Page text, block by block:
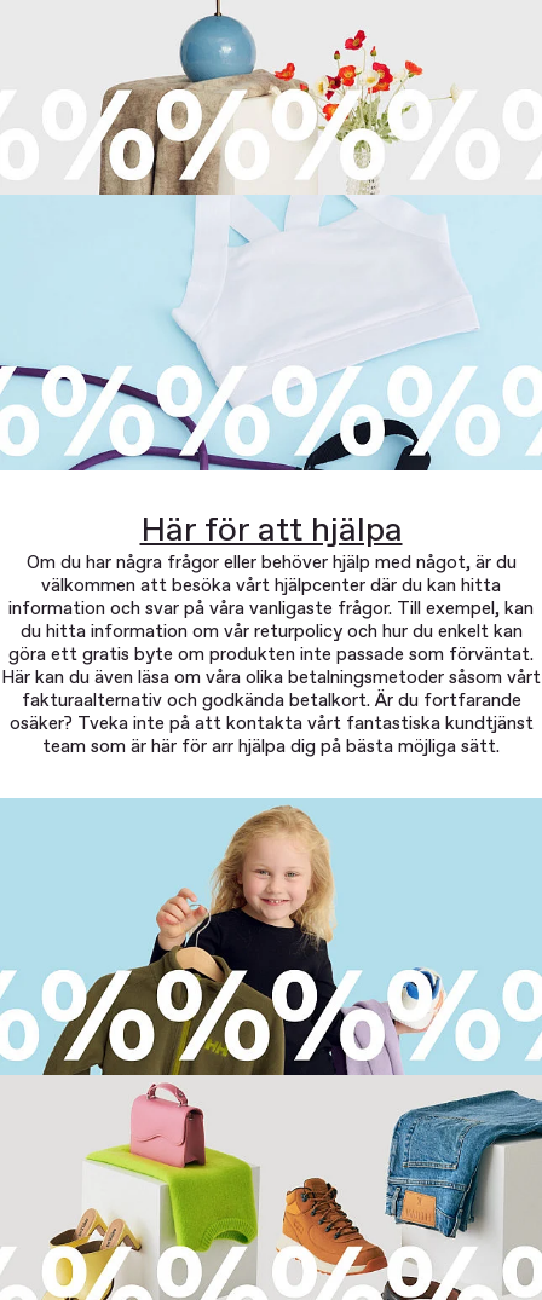
Här för att hjälpa
Om du har några frågor eller behöver hjälp med något, är du
välkommen att besöka vårt hjälpcenter där du kan hitta
information och svar på våra vanligaste frågor. Till exempel, kan
du hitta information om vår returpolicy och hur du enkelt kan
göra ett gratis byte om produkten inte passade som förväntat.
Här kan du även läsa om våra olika betalningsmetoder såsom vårt
fakturaalternativ och godkända betalkort. Är du fortfarande
osäker? Tveka inte på att kontakta vårt fantastiska kundtjänst
team som är här för arr hjälpa dig på bästa möjliga sätt.